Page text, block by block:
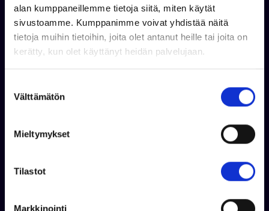
alan kumppaneillemme tietoja siitä, miten käytät
sivustoamme. Kumppanimme voivat yhdistää näitä
tietoja muihin tietoihin, joita olet antanut heille tai joita on
kerätty, kun olet käyttänyt heidän palvelujaan.
Välttämätön
Mieltymykset
Tilastot
Markkinointi
BRPVAR
SKI-DOO TEKNINEN
Tuotetta on varastossa
BRPVAR
LYNX TRUCKER LIPPIS,
ONESIZE
Tuotetta on varastossa
Lisää koriin